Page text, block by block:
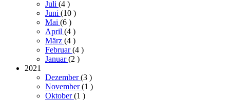
Juli (4 )
Juni (10 )
Mai (6 )
April (4 )
März (4 )
Februar(4 )
Januar(2 )
2021
Dezember(3 )
November(1 )
Oktober(1 )